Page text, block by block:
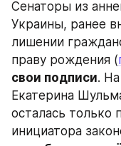
Сенаторы из
Украины, ранее
лишении
праву рождения (
свои подписи.
Екатерина
осталась только
инициатора